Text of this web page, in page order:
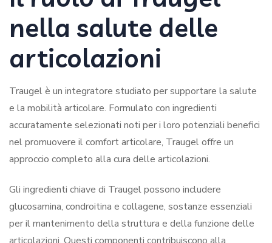
nella salute delle
articolazioni
Traugel è un integratore studiato per supportare la salute
e la mobilità articolare. Formulato con ingredienti
accuratamente selezionati noti per i loro potenziali benefici
nel promuovere il comfort articolare, Traugel offre un
approccio completo alla cura delle articolazioni.
Gli ingredienti chiave di Traugel possono includere
glucosamina, condroitina e collagene, sostanze essenziali
per il mantenimento della struttura e della funzione delle